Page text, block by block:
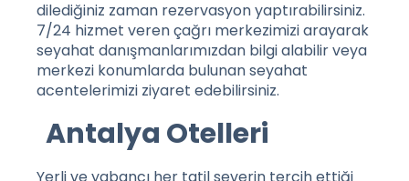
dilediğiniz zaman rezervasyon yaptırabilirsiniz.
7/24 hizmet veren çağrı merkezimizi arayarak
seyahat danışmanlarımızdan bilgi alabilir veya
merkezi konumlarda bulunan seyahat
acentelerimizi ziyaret edebilirsiniz.
Antalya Otelleri